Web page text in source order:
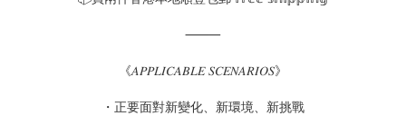
⸻
《𝐴𝑃𝑃𝐿𝐼𝐶𝐴𝐵𝐿𝐸 𝑆𝐶𝐸𝑁𝐴𝑅𝐼𝑂𝑆》
・正要面對新變化、新環境、新挑戰